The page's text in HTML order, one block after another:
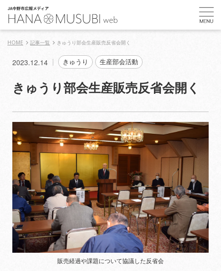
HOME 記事一覧 きゅうり部会生産販売反省会開く
2023.12.14 きゅうり 生産部会活動
きゅうり部会生産販売反省会開く
販売経過や課題について協議した反省会